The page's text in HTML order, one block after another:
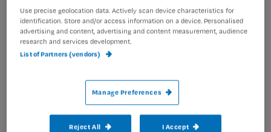
Experience):
Formaat 320×100
Formaat 300×600
Statische banners (Nursing Experience):
Use precise geolocation data. Actively scan device characteristics for
identification. Store and/or access information on a device. Personalised
advertising and content, advertising and content measurement, audience
research and services development.
List of Partners (vendors)
Manage Preferences
Reject All I Accept